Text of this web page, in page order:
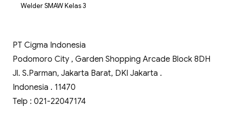
Welder SMAW Kelas 3
PT Cigma Indonesia
Podomoro City , Garden Shopping Arcade Block 8DH
Jl. S.Parman, Jakarta Barat, DKI Jakarta .
Indonesia . 11470
Telp : 021-22047174